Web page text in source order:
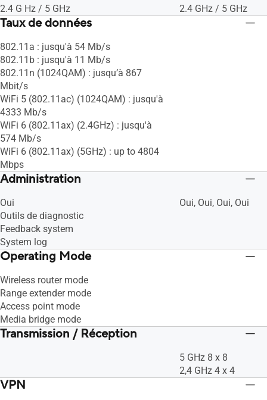
2.4 G Hz / 5 GHz 2.4 GHz / 5 GHz
Taux de données
802.11a : jusqu'à 54 Mb/s
802.11b : jusqu'à 11 Mb/s
802.11n (1024QAM) : jusqu’à 867
Mbit/s
WiFi 5 (802.11ac) (1024QAM) : jusqu'à
4333 Mb/s
WiFi 6 (802.11ax) (2.4GHz) : jusqu'à
574 Mb/s
WiFi 6 (802.11ax) (5GHz) : up to 4804
Mbps
Administration
Oui
Outils de diagnostic
Feedback system
System log
Oui, Oui, Oui, Oui
Operating Mode
Wireless router mode
Range extender mode
Access point mode
Media bridge mode
Transmission / Réception
5 GHz 8 x 8
2,4 GHz 4 x 4
VPN